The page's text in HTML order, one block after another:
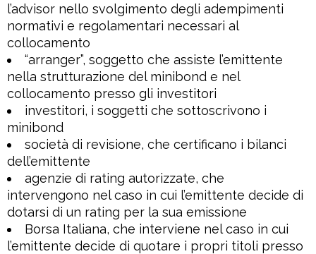
l’advisor nello svolgimento degli adempimenti
normativi e regolamentari necessari al
collocamento
“arranger”, soggetto che assiste l’emittente
nella strutturazione del minibond e nel
collocamento presso gli investitori
investitori, i soggetti che sottoscrivono i
minibond
società di revisione, che certificano i bilanci
dell’emittente
agenzie di rating autorizzate, che
intervengono nel caso in cui l’emittente decide di
dotarsi di un rating per la sua emissione
Borsa Italiana, che interviene nel caso in cui
l’emittente decide di quotare i propri titoli presso